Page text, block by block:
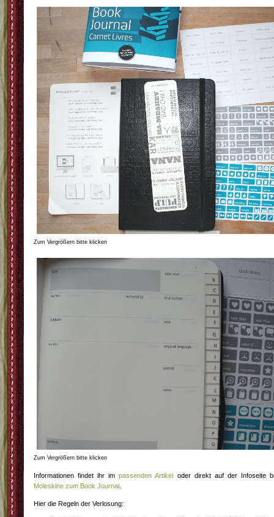
Zum Vergrößern bitte klicken
Zum Vergrößern bitte klicken
Informationen findet ihr impassenden Artikel oder direkt auf der Infoseite
Moleskine zum Book Journal
Hier die Regeln der Verlosung: